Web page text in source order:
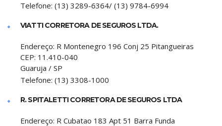
Telefone: (13) 3289-6364/ (13) 9784-6994
VIATTI CORRETORA DE SEGUROS LTDA.
Endereço: R Montenegro 196 Conj 25 Pitangueiras
CEP: 11.410-040
Guaruja / SP
Telefone: (13) 3308-1000
R. SPITALETTI CORRETORA DE SEGUROS LTDA
Endereço: R Cubatao 183 Apt 51 Barra Funda